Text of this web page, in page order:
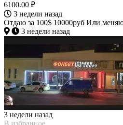
6100.00 ₽
3 недели назад
Отдаю за 100$ 10000руб Или
3 недели назад
3 недели назад
В избранное